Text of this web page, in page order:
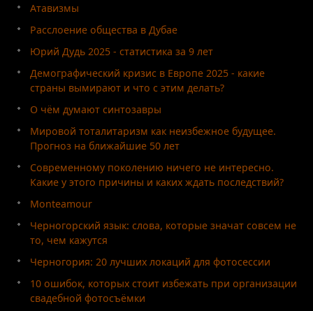
Атавизмы
Расслоение общества в Дубае
Юрий Дудь 2025 - статистика за 9 лет
Демографический кризис в Европе 2025 - какие
страны вымирают и что с этим делать?
О чём думают синтозавры
Мировой тоталитаризм как неизбежное будущее.
Прогноз на ближайшие 50 лет
Современному поколению ничего не интересно.
Какие у этого причины и каких ждать последствий?
Monteamour
Черногорский язык: слова, которые значат совсем не
то, чем кажутся
Черногория: 20 лучших локаций для фотосессии
10 ошибок, которых стоит избежать при организации
свадебной фотосъёмки